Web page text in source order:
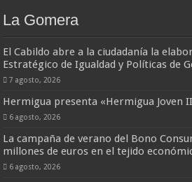
La Gomera
El Cabildo abre a la ciudadanía la
Estratégico de Igualdad y Políticas de
7 agosto, 2026
Hermigua presenta «Hermigua Joven
6 agosto, 2026
La campaña de verano del Bono
millones de euros en el tejido
6 agosto, 2026